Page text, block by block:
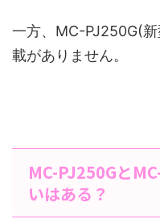
一方、MC-PJ250G(
載がありません。
MC-PJ250Gと
いはある？